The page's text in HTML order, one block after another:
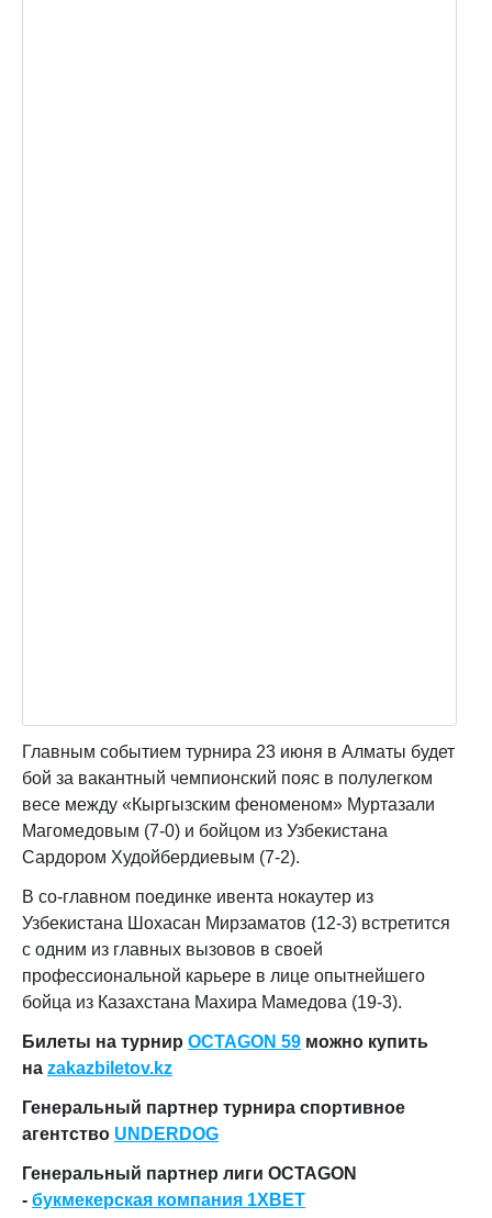
Главным событием турнира 23 июня в Алматы будет
бой за вакантный чемпионский пояс в полулегком
весе между «Кыргызским феноменом» Муртазали
Магомедовым (7-0) и бойцом из Узбекистана
Сардором Худойбердиевым (7-2).
В со-главном поединке ивента нокаутер из
Узбекистана Шохасан Мирзаматов (12-3) встретится
с одним из главных вызовов в своей
профессиональной карьере в лице опытнейшего
бойца из Казахстана Махира Мамедова (19-3).
Билеты на турнир OCTAGON 59 можно купить
на zakazbiletov.kz
Генеральный партнер турнира спортивное
агентство UNDERDOG
Генеральный партнер лиги OCTAGON
- букмекерская компания 1XBET